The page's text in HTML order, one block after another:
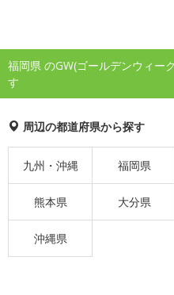
福岡県 のGW(ゴールデンウィー
す
周辺の都道府県から探す
九州・沖縄 福岡県
熊本県 大分県
沖縄県